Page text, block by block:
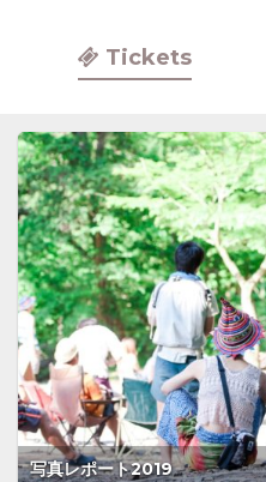
Tickets
写真レポート2019